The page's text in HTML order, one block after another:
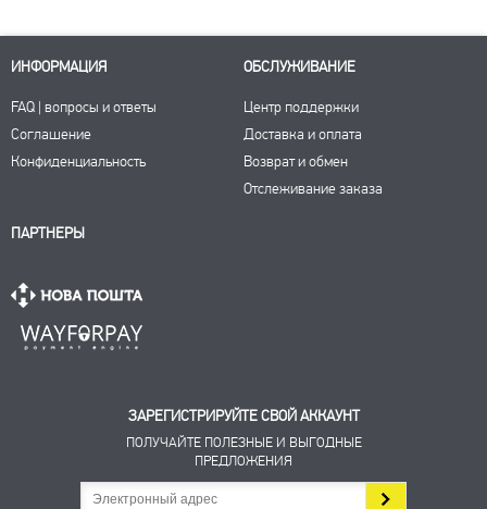
ИНФОРМАЦИЯ
FAQ | вопросы и ответы
Соглашение
Конфиденциальность
ОБСЛУЖИВАНИЕ
Центр поддержки
Доставка и оплата
Возврат и обмен
Отслеживание заказа
ПАРТНЕРЫ
ЗАРЕГИСТРИРУЙТЕ СВОЙ АККАУНТ
ПОЛУЧАЙТЕ ПОЛЕЗНЫЕ И ВЫГОДНЫЕ
ПРЕДЛОЖЕНИЯ